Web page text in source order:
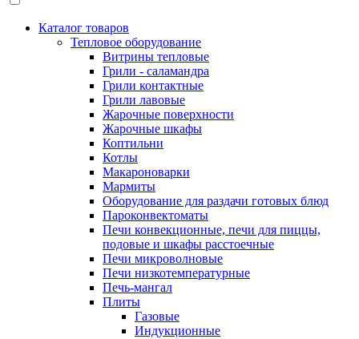
Каталог товаров
Тепловое оборудование
Витрины тепловые
Грили - саламандра
Грили контактные
Грили лавовые
Жарочные поверхности
Жарочные шкафы
Коптильни
Котлы
Макароноварки
Мармиты
Оборудование для раздачи готовых блюд
Пароконвектоматы
Печи конвекционные, печи для пиццы,
подовые и шкафы расстоечные
Печи микроволновые
Печи низкотемпературные
Печь-мангал
Плиты
Газовые
Индукционные